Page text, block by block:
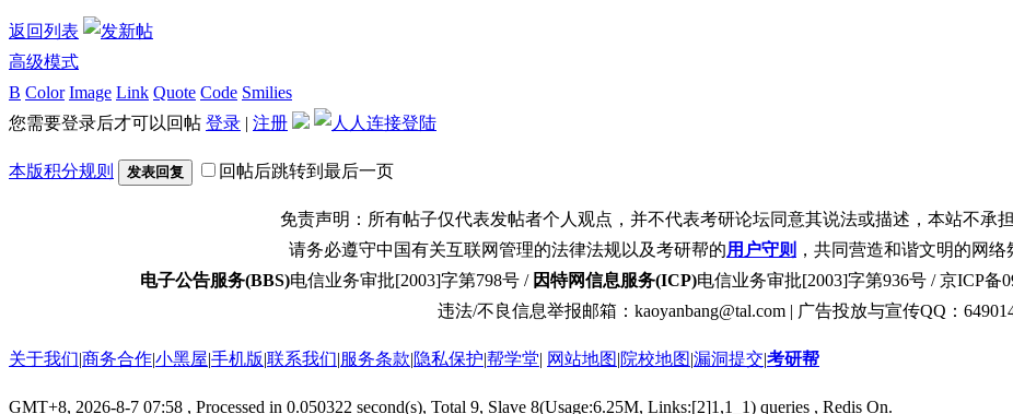
返回列表
高级模式
B Color Image Link Quote Code Smilies
您需要登录后才可以回帖 登录 | 注册
本版积分规则 发表回复 回帖后跳转到最后一页
免责声明：所有帖子仅代表发帖者个人观点，并不代表考研论坛同意其说法或描述，本站不承
请务必遵守中国有关互联网管理的法律法规以及考研帮的用户守则 ，共同营造和谐文明的网络
电子公告服务(BBS)电信业务审批[2003]字第798号 / 因特网信息服务(ICP)电信业务审批[2003]字第936号 / 京ICP备
违法/不良信息举报邮箱：kaoyanbang@tal.com | 广告投放与宣传QQ：
关于我们|商务合作|小黑屋|手机版|联系我们|服务条款|隐私保护|帮学堂| 网站地图|院校地图|漏洞提交|考研帮
GMT+8, 2026-8-7 07:58 , Processed in 0.050322 second(s), Total 9, Slave 8(Usage:6.25M, Links:[2]1,1_1) queries , Redis On.